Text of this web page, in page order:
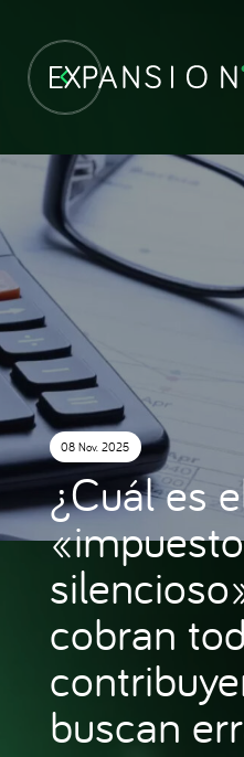
08 Nov. 2025
¿Cuál es
«impuesto
cobran
buscan